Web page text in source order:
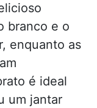
branco e o
enquanto as
é ideal
um jantar